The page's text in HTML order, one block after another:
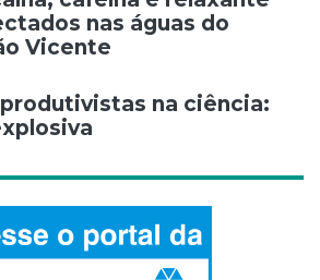
nas águas do
Vicente
na ciência: